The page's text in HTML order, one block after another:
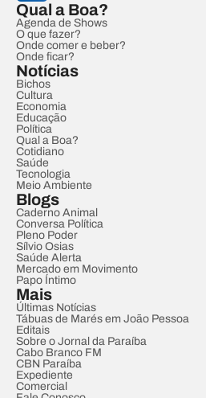
Qual a Boa?
Agenda de Shows
O que fazer?
Onde comer e beber?
Onde ficar?
Notícias
Bichos
Cultura
Economia
Educação
Política
Qual a Boa?
Cotidiano
Saúde
Tecnologia
Meio Ambiente
Blogs
Caderno Animal
Conversa Política
Pleno Poder
Sílvio Osias
Saúde Alerta
Mercado em Movimento
Papo Íntimo
Mais
Últimas Notícias
Tábuas de Marés em João Pessoa
Editais
Sobre o Jornal da Paraíba
Cabo Branco FM
CBN Paraíba
Expediente
Comercial